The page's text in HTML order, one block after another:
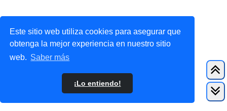
Este sitio web utiliza cookies para asegurar que
obtenga la mejor experiencia en nuestro sitio
web. Saber más
¡Lo entiendo!